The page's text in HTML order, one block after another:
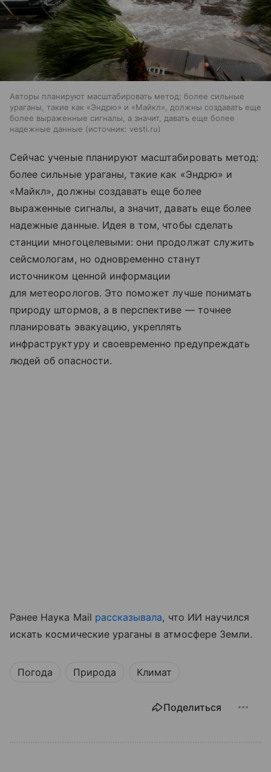
Авторы планируют масштабировать метод: более сильные
ураганы, такие как «Эндрю» и «Майкл», должны создавать еще
более выраженные сигналы, а значит, давать еще более
надежные данные
источник: vesti.ru
Сейчас ученые планируют масштабировать метод:
более сильные ураганы, такие как «Эндрю» и
«Майкл», должны создавать еще более
выраженные сигналы, а значит, давать еще более
надежные данные. Идея в том, чтобы сделать
станции многоцелевыми: они продолжат служить
сейсмологам, но одновременно станут
источником ценной информации
для метеорологов. Это поможет лучше понимать
природу штормов, а в перспективе — точнее
планировать эвакуацию, укреплять
инфраструктуру и своевременно предупреждать
людей об опасности.
Ранее Наука Mail рассказывала, что ИИ научился
искать космические ураганы в атмосфере Земли.
Погода Природа Климат
Поделиться